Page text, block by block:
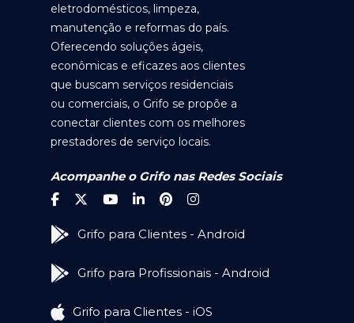
eletrodomésticos, limpeza,
manutenção e reformas do país.
Oferecendo soluções ágeis,
econômicas e eficazes aos clientes
que buscam serviços residenciais
ou comerciais, o Grifo se propõe a
conectar clientes com os melhores
prestadores de serviço locais.
Acompanhe o Grifo nas Redes Sociais
Grifo para Clientes - Android
Grifo para Profissionais - Android
Grifo para Clientes - iOS